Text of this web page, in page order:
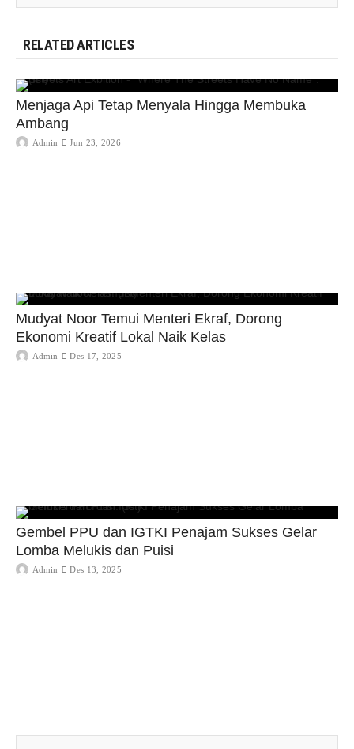
RELATED ARTICLES
Menjaga Api Tetap Menyala Hingga Membuka
Ambang
Admin Jun 23, 2026
Mudyat Noor Temui Menteri Ekraf, Dorong
Ekonomi Kreatif Lokal Naik Kelas
Admin Des 17, 2025
Gembel PPU dan IGTKI Penajam Sukses Gelar
Lomba Melukis dan Puisi
Admin Des 13, 2025